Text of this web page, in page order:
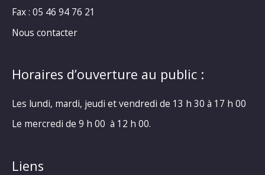
Fax : 05 46 94 76 21
Nous contacter
Horaires d’ouverture au public :
Les lundi, mardi, jeudi et vendredi de 13 h 30 à 17 h 00
Le mercredi de 9 h 00 à 12 h 00.
Liens